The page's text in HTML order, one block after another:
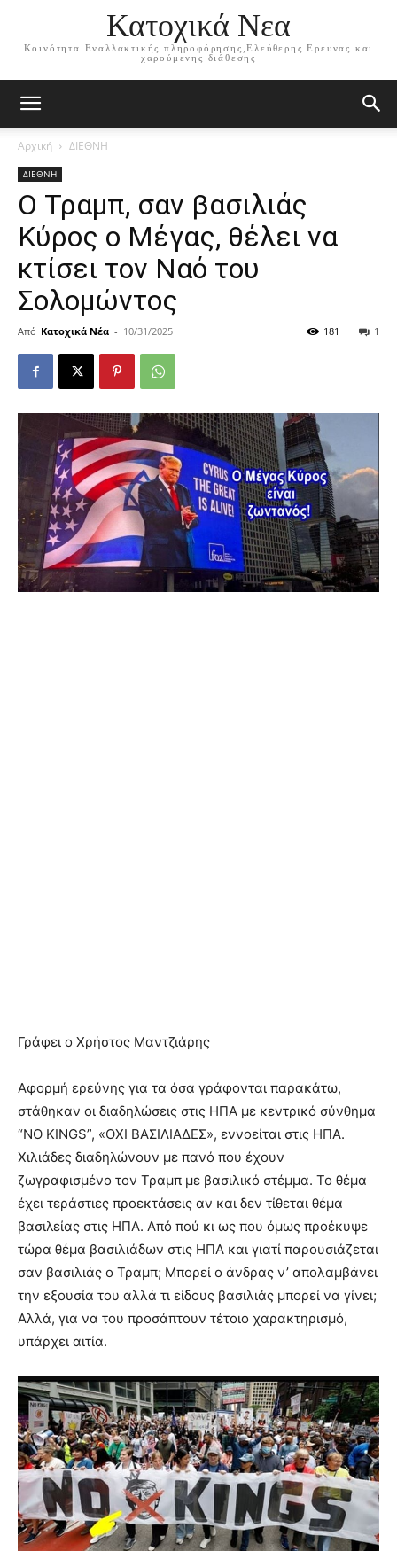
Κατοχικά Νεα
Κοινότητα Εναλλακτικής πληροφόρησης,Ελεύθερης Ερευνας και
χαρούμενης διάθεσης
Αρχική ΔΙΕΘΝΗ
ΔΙΕΘΝΗ
Ο Τραμπ, σαν βασιλιάς
Κύρος ο Μέγας, θέλει να
κτίσει τον Ναό του
Σολομώντος
Από Κατοχικά Νέα - 10/31/2025 1
181
Γράφει ο Χρήστος Μαντζιάρης
Αφορμή ερεύνης για τα όσα γράφονται παρακάτω,
στάθηκαν οι διαδηλώσεις στις ΗΠΑ με κεντρικό σύνθημα
“NO KINGS”, «ΟΧΙ ΒΑΣΙΛΙΑΔΕΣ», εννοείται στις ΗΠΑ.
Χιλιάδες διαδηλώνουν με πανό που έχουν
ζωγραφισμένο τον Τραμπ με βασιλικό στέμμα. Το θέμα
έχει τεράστιες προεκτάσεις αν και δεν τίθεται θέμα
βασιλείας στις ΗΠΑ. Από πού κι ως που όμως προέκυψε
τώρα θέμα βασιλιάδων στις ΗΠΑ και γιατί παρουσιάζεται
σαν βασιλιάς ο Τραμπ; Μπορεί ο άνδρας ν’ απολαμβάνει
την εξουσία του αλλά τι είδους βασιλιάς μπορεί να γίνει;
Αλλά, για να του προσάπτουν τέτοιο χαρακτηρισμό,
υπάρχει αιτία.